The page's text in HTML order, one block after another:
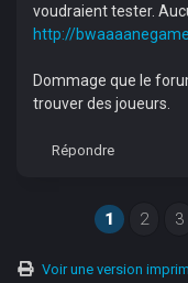
voudraient tester.
http://
Dommage que le
trouver des joueurs.
Répondre
1 2 3
Voir une version